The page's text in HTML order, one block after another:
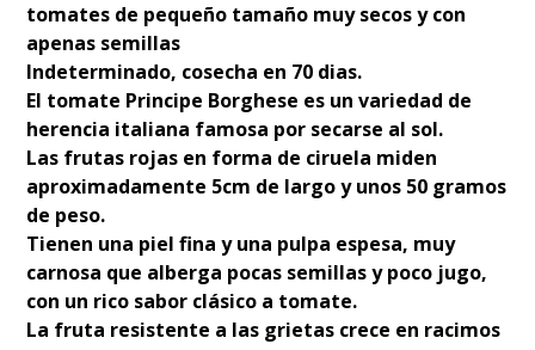
tomates de pequeño tamaño muy secos y con
apenas semillas
Indeterminado, cosecha en 70 dias.
El tomate Principe Borghese es un variedad de
herencia italiana famosa por secarse al sol.
Las frutas rojas en forma de ciruela miden
aproximadamente 5cm de largo y unos 50 gramos
de peso.
Tienen una piel fina y una pulpa espesa, muy
carnosa que alberga pocas semillas y poco jugo,
con un rico sabor clásico a tomate.
La fruta resistente a las grietas crece en racimos